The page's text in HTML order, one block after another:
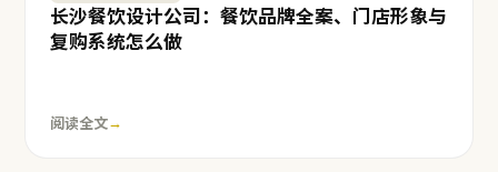
长沙餐饮设计公司：餐饮品牌全案、门店形象与
复购系统怎么做
阅读全文→